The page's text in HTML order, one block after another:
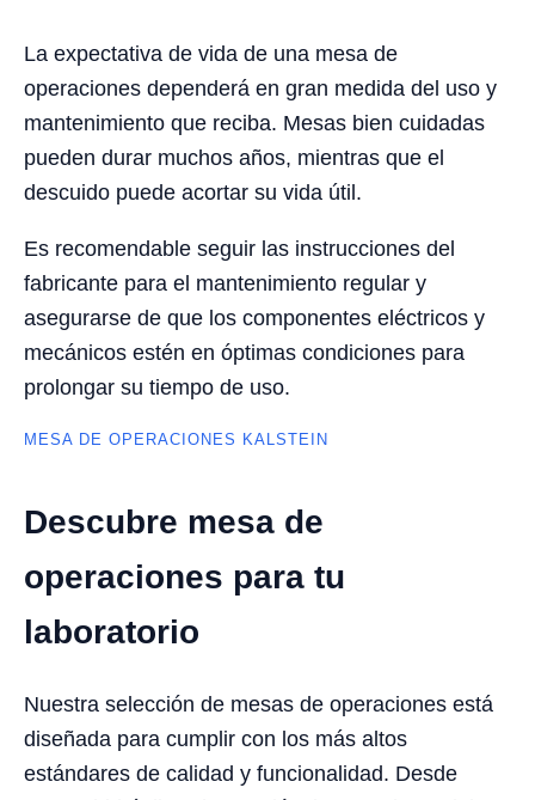
La expectativa de vida de una mesa de
operaciones dependerá en gran medida del uso y
mantenimiento que reciba. Mesas bien cuidadas
pueden durar muchos años, mientras que el
descuido puede acortar su vida útil.
Es recomendable seguir las instrucciones del
fabricante para el mantenimiento regular y
asegurarse de que los componentes eléctricos y
mecánicos estén en óptimas condiciones para
prolongar su tiempo de uso.
MESA DE OPERACIONES KALSTEIN
Descubre mesa de
operaciones para tu
laboratorio
Nuestra selección de mesas de operaciones está
diseñada para cumplir con los más altos
estándares de calidad y funcionalidad. Desde